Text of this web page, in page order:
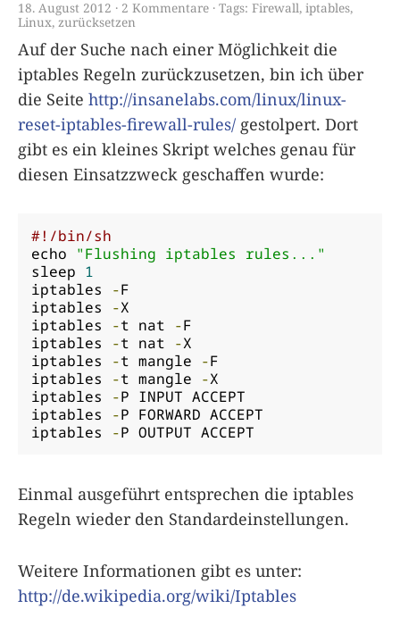
18. August 2012 2 Kommentare Tags: Firewall, iptables,
Linux, zurücksetzen
Auf der Suche nach einer Möglichkeit die
iptables Regeln zurückzusetzen, bin ich über
die Seite http://insanelabs.com/linux/linux-
reset-iptables-firewall-rules/ gestolpert. Dort
gibt es ein kleines Skript welches genau für
diesen Einsatzzweck geschaffen wurde:
#!/bin/sh
echo "Flushing iptables rules..."
sleep 1
iptables -F
iptables -X
iptables -t nat -F
iptables -t nat -X
iptables -t mangle -F
iptables -t mangle -X
iptables -P INPUT ACCEPT
iptables -P FORWARD ACCEPT
iptables -P OUTPUT ACCEPT
Einmal ausgeführt entsprechen die iptables
Regeln wieder den Standardeinstellungen.
Weitere Informationen gibt es unter:
http://de.wikipedia.org/wiki/Iptables